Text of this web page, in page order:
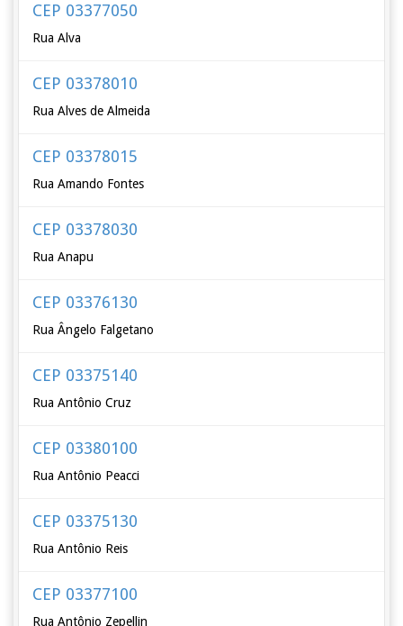
CEP 03377050
Rua Alva
CEP 03378010
Rua Alves de Almeida
CEP 03378015
Rua Amando Fontes
CEP 03378030
Rua Anapu
CEP 03376130
Rua Ângelo Falgetano
CEP 03375140
Rua Antônio Cruz
CEP 03380100
Rua Antônio Peacci
CEP 03375130
Rua Antônio Reis
CEP 03377100
Rua Antônio Zepellin